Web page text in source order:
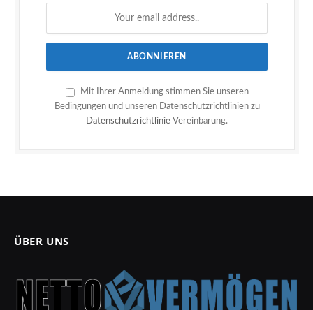
Mit Ihrer Anmeldung stimmen Sie unseren
Bedingungen und unseren Datenschutzrichtlinien zu
Datenschutzrichtlinie Vereinbarung.
ÜBER UNS